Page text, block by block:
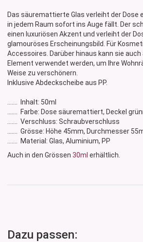
Das säuremattierte Glas verleiht der Dose
in jedem Raum sofort ins Auge fällt. Der
einen luxuriösen Akzent und verleiht der
glamouröses Erscheinungsbild. Für
Accessoires. Darüber hinaus kann sie
Element verwendet werden, um Ihre
Weise zu verschönern.
Inklusive Abdeckscheibe aus PP.
....... Inhalt: 50ml
....... Farbe: Dose säuremattiert, Deckel
....... Verschluss: Schraubverschluss
....... Grösse: Höhe 45mm, Durchmesser
....... Material: Glas, Aluminium, PP
Auch in den Grössen 30ml erhältlich.
Dazu passen: